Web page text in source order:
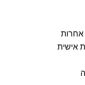
אחרות
אישית